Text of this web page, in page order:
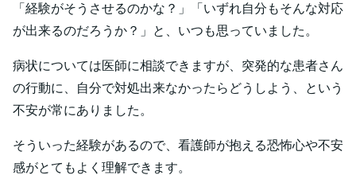
「経験がそうさせるのかな？」「いずれ自分もそんな対応
が出来るのだろうか？」と、いつも思っていました。
病状については医師に相談できますが、突発的な患者さん
の行動に、自分で対処出来なかったらどうしよう、という
不安が常にありました。
そういった経験があるので、看護師が抱える恐怖心や不安
感がとてもよく理解できます。